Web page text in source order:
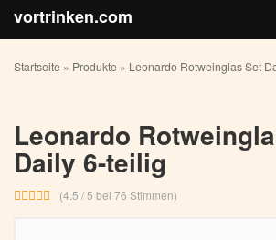
vortrinken.com
Startseite » Produkte » Leonardo Rotweinglas Set
Leonardo
Daily 6-teilig
(4.5 / 5 bei 76 Stimmen)